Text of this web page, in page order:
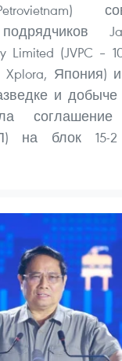
Limited (JVPC –
Xplora, Япония)
и
на блок 15-